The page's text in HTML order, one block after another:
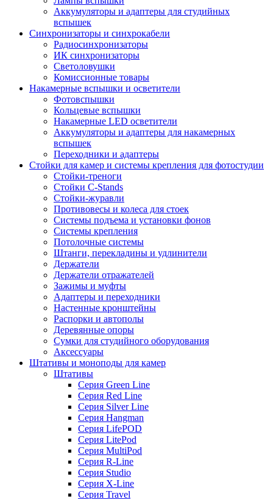
Аккумуляторы и адаптеры для студийных
вспышек
Синхронизаторы и синхрокабели
Радиосинхронизаторы
ИК синхронизаторы
Светоловушки
Комиссионные товары
Накамерные вспышки и осветители
Фотовспышки
Кольцевые вспышки
Накамерные LED осветители
Аккумуляторы и адаптеры для накамерных
вспышек
Переходники и адаптеры
Стойки для камер и системы крепления для фотостудии
Стойки-треноги
Стойки C-Stands
Стойки-журавли
Противовесы и колеса для стоек
Системы подъема и установки фонов
Системы крепления
Потолочные системы
Штанги, перекладины и удлинители
Держатели
Держатели отражателей
Зажимы и муфты
Адаптеры и переходники
Настенные кронштейны
Распорки и автополы
Деревянные опоры
Сумки для студийного оборудования
Аксессуары
Штативы и моноподы для камер
Штативы
Серия Green Line
Серия Red Line
Серия Silver Line
Серия Hangman
Серия LifePOD
Серия LitePod
Серия MultiPod
Серия R-Line
Серия Studio
Серия X-Line
Серия Travel